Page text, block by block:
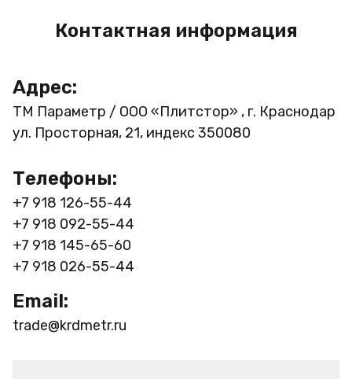
Контактная информация
Адрес:
ТМ Параметр / ООО «Плитстор» , г. Краснодар
ул. Просторная, 21, индекс 350080
Телефоны:
+7 918 126-55-44
+7 918 092-55-44
+7 918 145-65-60
+7 918 026-55-44
Email:
trade@krdmetr.ru